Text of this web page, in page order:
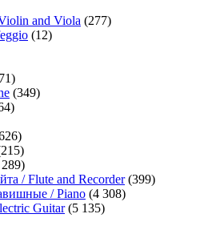
and Viola (277)
(12)
(349)
/ Flute and Recorder(399)
/ Piano (4 308)
Guitar(5 135)